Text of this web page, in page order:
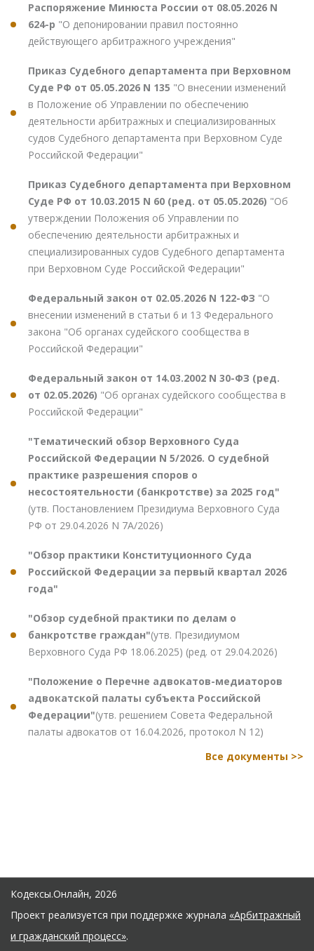
Распоряжение Минюста России от 08.05.2026 N
624-р "О депонировании правил постоянно
действующего арбитражного учреждения"
Приказ Судебного департамента при Верховном
Суде РФ от 05.05.2026 N 135 "О внесении изменений
в Положение об Управлении по обеспечению
деятельности арбитражных и специализированных
судов Судебного департамента при Верховном Суде
Российской Федерации"
Приказ Судебного департамента при Верховном
Суде РФ от 10.03.2015 N 60 (ред. от 05.05.2026) "Об
утверждении Положения об Управлении по
обеспечению деятельности арбитражных и
специализированных судов Судебного департамента
при Верховном Суде Российской Федерации"
Федеральный закон от 02.05.2026 N 122-ФЗ "О
внесении изменений в статьи 6 и 13 Федерального
закона "Об органах судейского сообщества в
Российской Федерации"
Федеральный закон от 14.03.2002 N 30-ФЗ (ред.
от 02.05.2026) "Об органах судейского сообщества в
Российской Федерации"
"Тематический обзор Верховного Суда
Российской Федерации N 5/2026. О судебной
практике разрешения споров о
несостоятельности (банкротстве) за 2025 год"
(утв. Постановлением Президиума Верховного Суда
РФ от 29.04.2026 N 7А/2026)
"Обзор практики Конституционного Суда
Российской Федерации за первый квартал 2026
года"
"Обзор судебной практики по делам о
банкротстве граждан"(утв. Президиумом
Верховного Суда РФ 18.06.2025) (ред. от 29.04.2026)
"Положение о Перечне адвокатов-медиаторов
адвокатской палаты субъекта Российской
Федерации"(утв. решением Совета Федеральной
палаты адвокатов от 16.04.2026, протокол N 12)
Все документы >>
Кодексы.Онлайн, 2026
Проект реализуется при поддержке журнала «Арбитражный
и гражданский процесс».